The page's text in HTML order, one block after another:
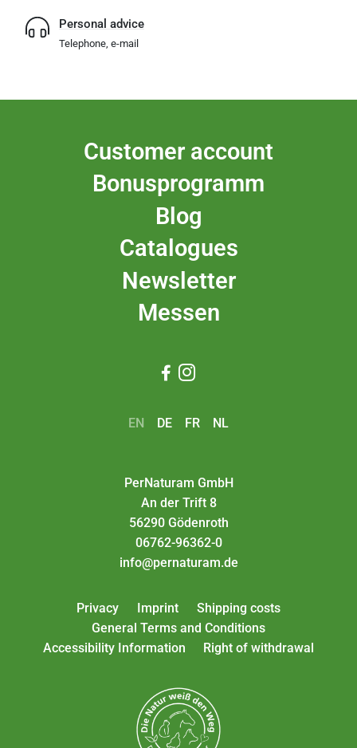
Personal advice
Telephone, e-mail
Customer account
Bonusprogramm
Blog
Catalogues
Newsletter
Messen
 
EN DE FR NL
PerNaturam GmbH
An der Trift 8
56290 Gödenroth
06762-96362-0
info@pernaturam.de
Privacy Imprint
Shipping costs
General Terms and Conditions
Accessibility Information
Right of withdrawal